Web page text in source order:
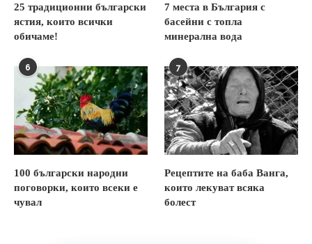
25 традиционни български
ястия, които всички
обичаме!
7 места в България с
басейни с топла
минерална вода
6
100 български народни
поговорки, които всеки е
чувал
7
Рецептите на баба Ванга,
които лекуват всяка
болест